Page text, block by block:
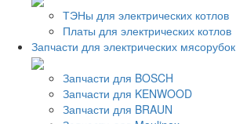
ТЭНы для электрических котлов
Платы для электрических котлов
Запчасти для электрических мясорубок
Запчасти для BOSCH
Запчасти для KENWOOD
Запчасти для BRAUN